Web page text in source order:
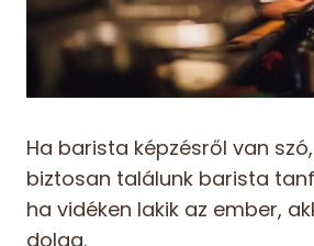
Ha barista képzésről van
biztosan találunk barista
ha vidéken lakik az ember,
dolga.